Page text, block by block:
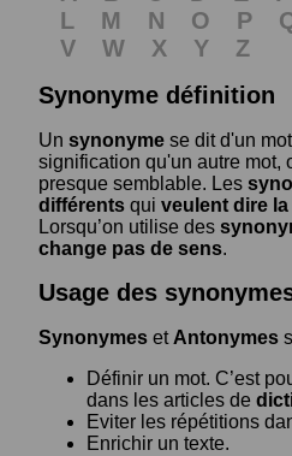
L
M N O P
V
W X Y
Z
Synonyme définition
Un synonyme se dit d'un
signification qu'un autre mot,
presque semblable. Les
différents qui veulent dire
Lorsqu’on utilise des
change pas de sens.
Usage des
Synonymes et Antonymes
Définir un mot. C’est
dans les articles de
Eviter les répétitions
Enrichir un texte.